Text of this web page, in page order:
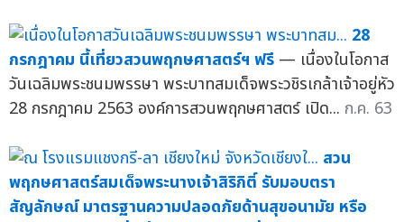
28
กรกฎาคม นี้เที่ยวสวนพฤกษศาสตร์ฯ ฟรี — เนื่องในโอกาส
วันเฉลิมพระชนมพรรษา พระบาทสมเด็จพระวชิรเกล้าเจ้าอยู่หัว
28 กรกฎาคม 2563 องค์การสวนพฤกษศาสตร์ เปิด... ก.ค. 63
สวน
พฤกษศาสตร์สมเด็จพระนางเจ้าสิริกิติ์ รับมอบตรา
สัญลักษณ์ มาตรฐานความปลอดภัยด้านสุขอนามัย หรือ